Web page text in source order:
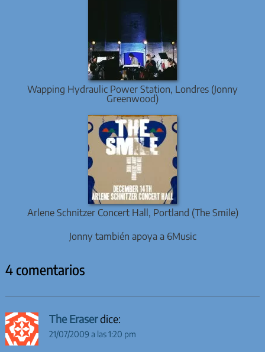
Wapping Hydraulic Power Station, Londres (Jonny
Greenwood)
Arlene Schnitzer Concert Hall, Portland (The Smile)
Jonny también apoya a 6Music
4 comentarios
The Eraserdice:
21/07/2009 a las 1:20 pm